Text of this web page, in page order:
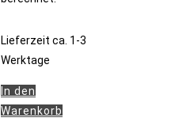
Lieferzeit ca. 1-3
Werktage
In den
Warenkorb